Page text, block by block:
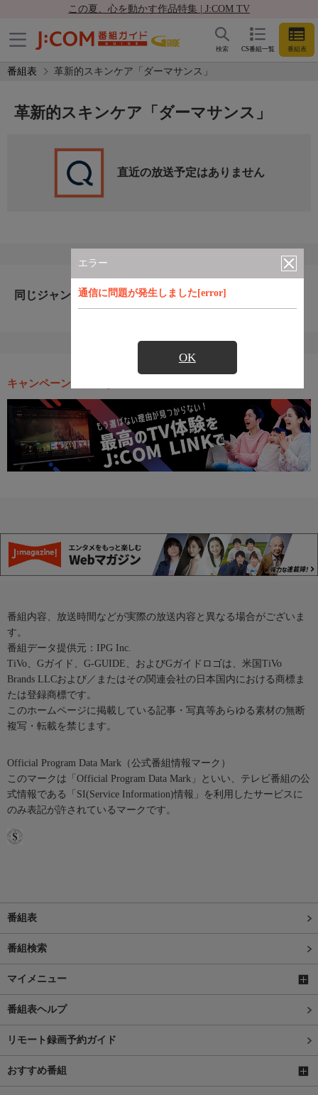
この夏、心を動かす作品特集 | J:COM TV
CS番組一覧 番組表
検索
番組表 革新的スキンケア「ダーマサンス」
エラー
通信に問題が発生しました[error]
OK
革新的スキンケア「ダーマサンス」
直近の放送予定はありません
同じジャンルのおすすめ番組
キャンペーン・お得な情報
番組内容、放送時間などが実際の放送内容と異なる場合がございま
す。
番組データ提供元：IPG Inc.
TiVo、Gガイド、G-GUIDE、およびGガイドロゴは、米国TiVo
Brands LLCおよび／またはその関連会社の日本国内における商標ま
たは登録商標です。
このホームページに掲載している記事・写真等あらゆる素材の無断
複写・転載を禁じます。
Official Program Data Mark（公式番組情報マーク）
このマークは「Official Program Data Mark」といい、テレビ番組の公
式情報である「SI(Service Information)情報」を利用したサービスに
のみ表記が許されているマークです。
番組表
番組検索
マイメニュー
番組表ヘルプ
リモート録画予約ガイド
おすすめ番組